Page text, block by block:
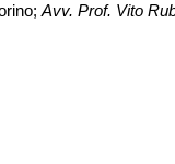
Avv. Prof. Vito